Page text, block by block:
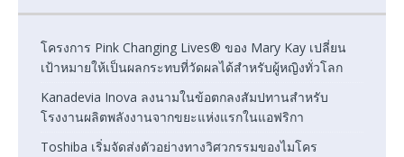
โครงการ Pink Changing Lives® ของ Mary Kay เปลี่ยน
เป้าหมายให้เป็นผลกระทบที่วัดผลได้สำหรับผู้หญิงทั่วโลก
Kanadevia Inova ลงนามในข้อตกลงสัมปทานสำหรับ
โรงงานผลิตพลังงานจากขยะแห่งแรกในแอฟริกา
Toshiba เริ่มจัดส่งตัวอย่างทางวิศวกรรมของไมโคร